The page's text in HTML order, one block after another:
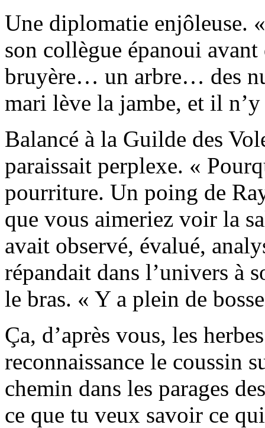
Une diplomatie enjôleuse.
son collègue épanoui
bruyère… un arbre… des
mari lève la jambe, et il
Balancé à la Guilde des
paraissait perplexe. «
pourriture. Un poing de
que vous aimeriez voir la
avait observé, évalué,
répandait dans l’univers à
le bras. « Y a plein de
Ça, d’après vous, les
reconnaissance le coussin
chemin dans les parages
ce que tu veux savoir ce